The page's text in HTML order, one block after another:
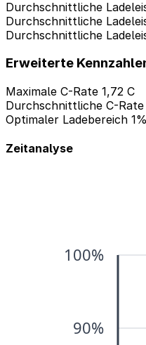
Durchschnittliche
Durchschnittliche
Durchschnittliche
Erweiterte
Maximale C-Rate 1,72 C
Durchschnittliche C-Rate
Optimaler Ladebereich
Zeitanalyse